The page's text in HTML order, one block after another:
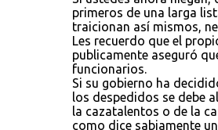
primeros de una larga
traicionan así mismos,
Les recuerdo que el
publicamente aseguró
funcionarios.
Si su gobierno ha
los despedidos se debe
la cazatalentos o de la
como dice sabiamente